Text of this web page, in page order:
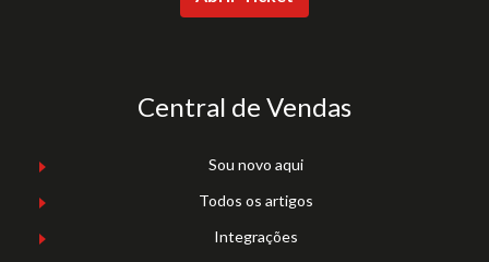
Central de Vendas
Sou novo aqui
Todos os artigos
Integrações